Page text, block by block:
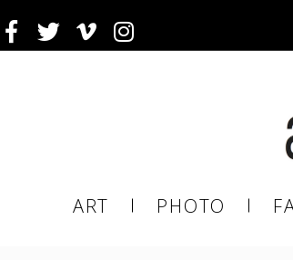
ART PHOTO
Inscrivez-